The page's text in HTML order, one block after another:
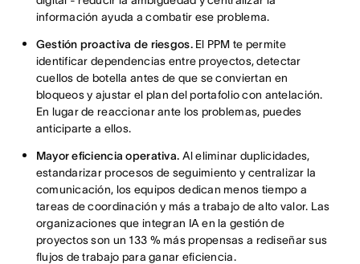
información ayuda a combatir ese problema.
Gestión proactiva de riesgos.El PPM te permite
identificar dependencias entre proyectos, detectar
cuellos de botella antes de que se conviertan en
bloqueos y ajustar el plan del portafolio con antelación.
En lugar de reaccionar ante los problemas, puedes
anticiparte a ellos.
Mayor eficiencia operativa. Al eliminar duplicidades,
estandarizar procesos de seguimiento y centralizar la
comunicación, los equipos dedican menos tiempo a
tareas de coordinación y más a trabajo de alto valor. Las
organizaciones que integran IA en la gestión de
proyectos son un 133 % más propensas a rediseñar sus
flujos de trabajo para ganar eficiencia.